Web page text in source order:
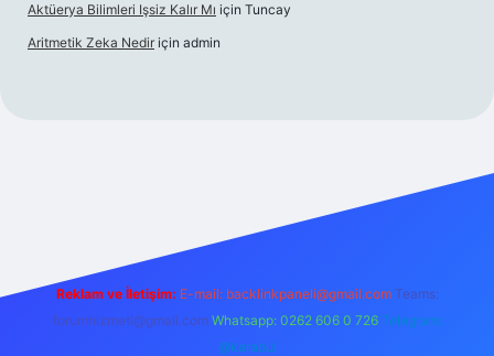
Aktüerya Bilimleri Işsiz Kalır Mı için Tuncay
Aritmetik Zeka Nedir için admin
Reklam ve İletişim: E-mail: backlinkpaneli@gmail.com Teams:
forumhizmeti@gmail.com Whatsapp: 0262 606 0 726 Telegram:
@karabul